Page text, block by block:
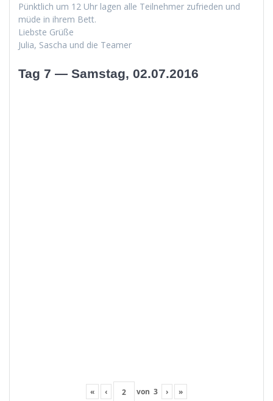
Pünk­tlich um 12 Uhr lagen alle Teil­nehmer zufrieden und
müde in ihrem Bett.
Lieb­ste Grüße
Julia, Sascha und die Teamer
Tag 7 — Samstag, 02.07.2016
« ‹ von 3 › »